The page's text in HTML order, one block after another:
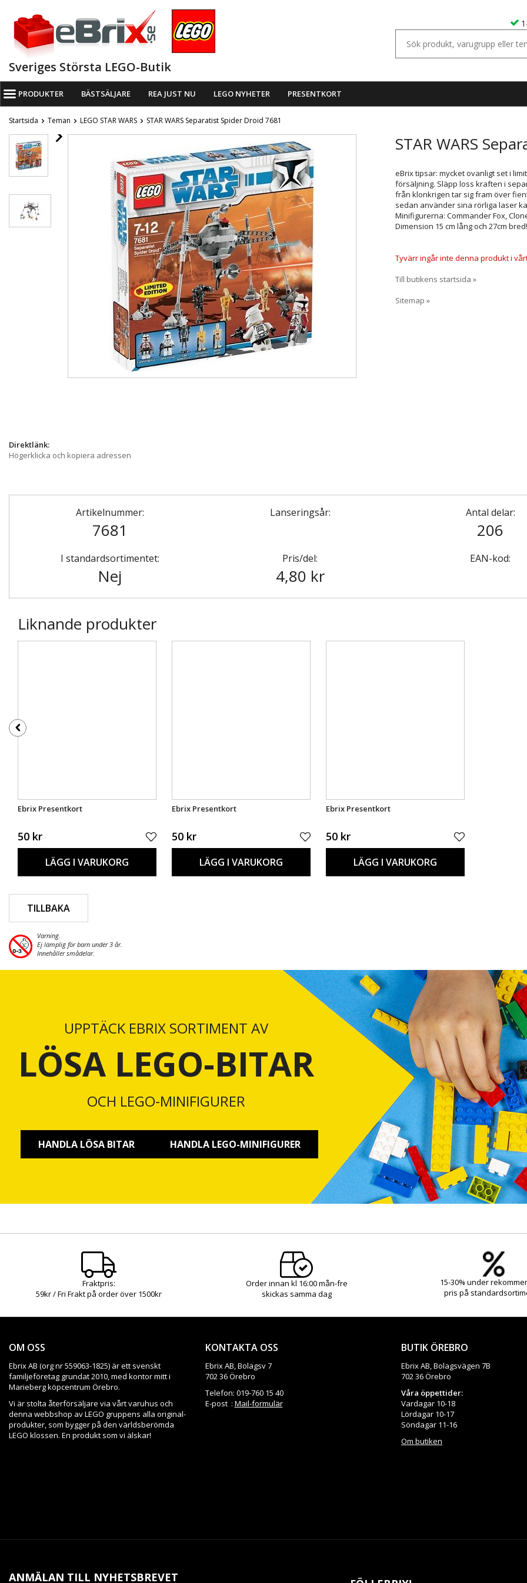
Sveriges Största LEGO-Butik
PRODUKTER BÄSTSÄLJARE REA JUST NU LEGO NYHETER PRESENTKORT
Startsida Teman LEGO STAR WARS STAR WARS Separatist Spider Droid 7681
STAR WARS
eBrix tipsar: mycket ovanligt set i
försäljning. Släpp loss kraften i
från klonkrigen tar sig fram över
sedan använder sina rörliga laser
Minifigurerna: Commander Fox,
Dimension 15 cm lång och 27cm bred!
Tyvärr ingår inte denna produkt i
Till butikens startsida »
Sitemap »
Direktlänk:
Högerklicka och kopiera adressen
Artikelnummer:
7681
Lanseringsår: Antal delar:
206
I standardsortimentet:
Nej
Pris/del:
4,80 kr
EAN-kod:
Liknande produkter
Ebrix Presentkort
50 kr
LÄGG I VARUKORG
Ebrix Presentkort
50 kr
LÄGG I VARUKORG
Ebrix Presentkort
50 kr
LÄGG I VARUKORG
TILLBAKA
Varning.
Ej lämplig för barn under 3 år.
Innehåller smådelar.
UPPTÄCK EBRIX SORTIMENT AV
LÖSA LEGO-BITAR
OCH LEGO-MINIFIGURER
HANDLA LÖSA BITAR HANDLA LEGO-MINIFIGURER
Fraktpris:
59kr / Fri Frakt på order över 1500kr
Order innan kl 16:00 mån-fre
skickas samma dag
15-30% under
pris på
OM OSS
Ebrix AB (org nr 559063-1825) är ett svenskt
familjeföretag grundat 2010, med kontor mitt i
Marieberg köpcentrum Örebro.
Vi är stolta återförsäljare via vårt varuhus och
denna webbshop av LEGO gruppens alla original-
produkter, som bygger på den världsberömda
LEGO klossen. En produkt som vi älskar!
KONTAKTA OSS
Ebrix AB, Bolagsv 7
702 36 Örebro
Telefon: 019-760 15 40
E-post : Mail-formulär
BUTIK ÖREBRO
Ebrix AB, Bolagsvägen 7B
702 36 Örebro
Våra öppettider:
Vardagar 10-18
Lördagar 10-17
Söndagar 11-16
Om butiken
ANMÄLAN TILL NYHETSBREVET